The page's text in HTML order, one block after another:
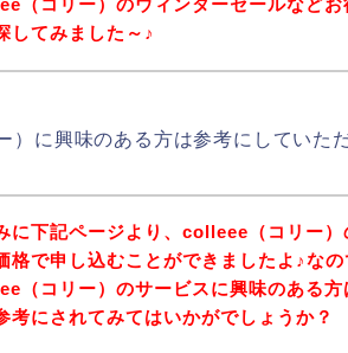
（コリー）のウィンターセールなどお
してみました～♪
）に興味のある方は参考にしていた
に下記ページより、colleee（コリー）
格で申し込むことができましたよ♪なの
（コリー）のサービスに興味のある方
考にされてみてはいかがでしょうか？